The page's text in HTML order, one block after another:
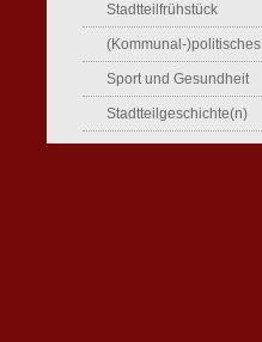
Stadtteilfrühstück
(Kommunal-)politisches
Sport und Gesundheit
Stadtteilgeschichte(n)